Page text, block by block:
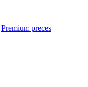
Premium preces